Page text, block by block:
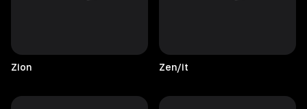
Zion Zen/it